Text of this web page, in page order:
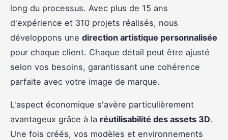
long du processus. Avec plus de 15 ans
d'expérience et 310 projets réalisés, nous
développons une direction artistique personnalisée
pour chaque client. Chaque détail peut être ajusté
selon vos besoins, garantissant une cohérence
parfaite avec votre image de marque.
L'aspect économique s'avère particulièrement
avantageux grâce à la réutilisabilité des assets 3D.
Une fois créés, vos modèles et environnements